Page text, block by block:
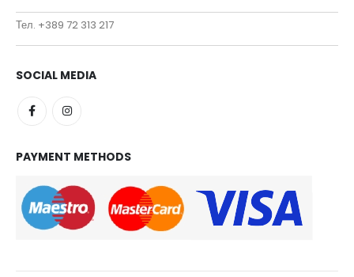
Тел. +389 72 313 217
SOCIAL MEDIA
PAYMENT METHODS